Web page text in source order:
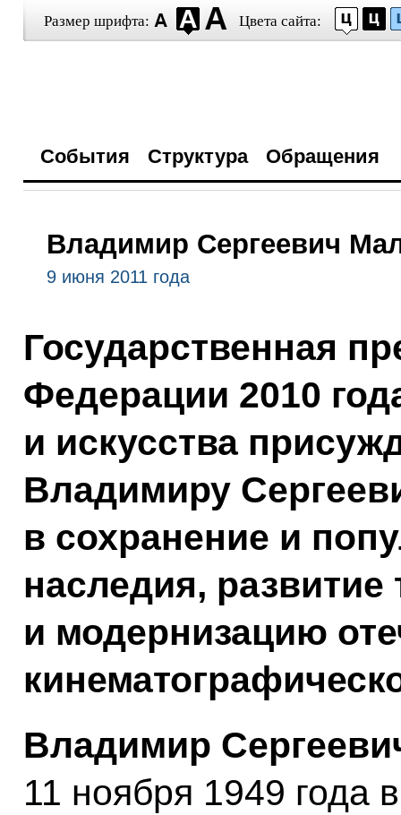
Размер шрифта: Цвета сайта:
События Структура Обращения
Владимир Сергеевич
9 июня 2011 года
Государственная
Федерации 2010
и искусства
Владимиру
в сохранение и
наследия, развитие
и модернизацию
Владимир
11 ноября 1949 года